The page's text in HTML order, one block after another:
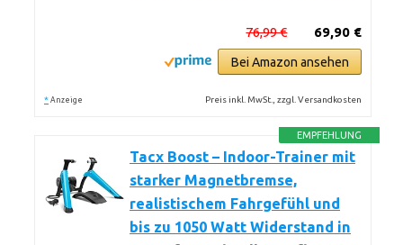
69,90 €
76,99 €
Bei Amazon ansehen
* Anzeige Preis inkl. MwSt., zzgl. Versandkosten
EMPFEHLUNG
Tacx Boost – Indoor-Trainer mit
starker Magnetbremse,
realistischem Fahrgefühl und
bis zu 1050 Watt Widerstand in